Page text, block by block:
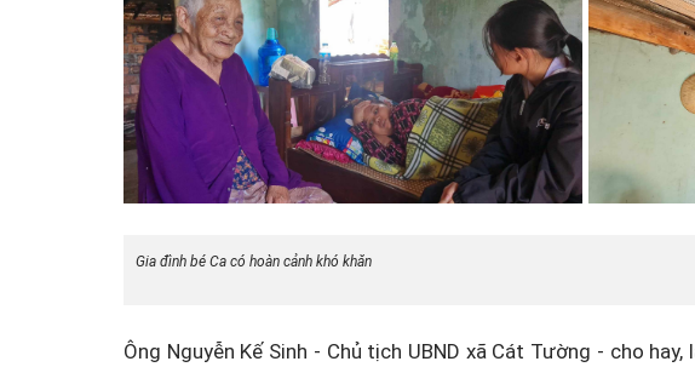
Gia đình bé Ca có hoàn cảnh khó khăn
Ông Nguyễn Kế Sinh - Chủ tịch UBND xã Cát Tường - cho